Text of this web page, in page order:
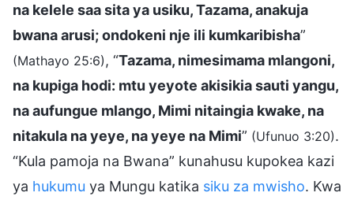
na kelele saa sita ya usiku, Tazama, anakuja
bwana arusi; ondokeni nje ili kumkaribisha”
(Mathayo 25:6) , “Tazama, nimesimama mlangoni,
na kupiga hodi: mtu yeyote akisikia sauti yangu,
na aufungue mlango, Mimi nitaingia kwake, na
nitakula na yeye, na yeye na Mimi” (Ufunuo 3:20).
“Kula pamoja na Bwana” kunahusu kupokea kazi
ya hukumu ya Mungu katika siku za mwisho. Kwa